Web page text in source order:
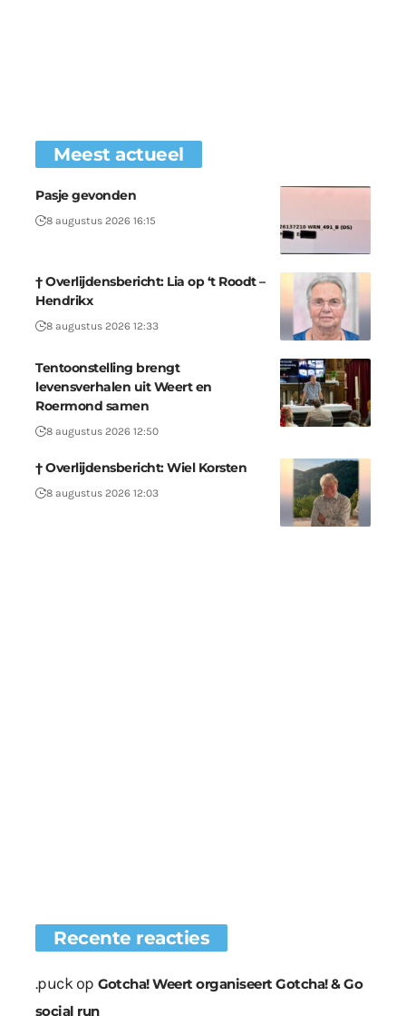
Meest actueel
Pasje gevonden
8 augustus 2026 16:15
† Overlijdensbericht: Lia op ‘t Roodt –
Hendrikx
8 augustus 2026 12:33
Tentoonstelling brengt
levensverhalen uit Weert en
Roermond samen
8 augustus 2026 12:50
† Overlijdensbericht: Wiel Korsten
8 augustus 2026 12:03
Recente reacties
.puckop Gotcha! Weert organiseert Gotcha! & Go
social run